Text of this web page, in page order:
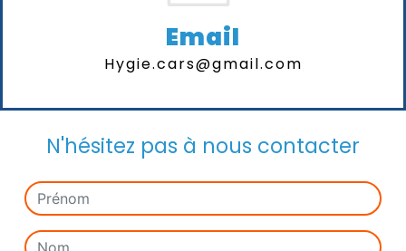
Email
hygie.cars@gmail.com
N'hésitez pas à nous contacter